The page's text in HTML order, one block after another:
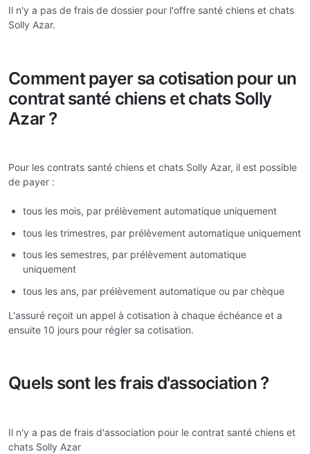
Il n'y a pas de frais de dossier pour l'offre santé chiens et chats
Solly Azar.
Comment payer sa cotisation pour un
contrat santé chiens et chats Solly
Azar ?
Pour les contrats santé chiens et chats Solly Azar, il est possible
de payer :
tous les mois, par prélèvement automatique uniquement
tous les trimestres, par prélèvement automatique uniquement
tous les semestres, par prélèvement automatique
uniquement
tous les ans, par prélèvement automatique ou par chèque
L'assuré reçoit un appel à cotisation à chaque échéance et a
ensuite 10 jours pour régler sa cotisation.
Quels sont les frais d'association ?
Il n'y a pas de frais d'association pour le contrat santé chiens et
chats Solly Azar